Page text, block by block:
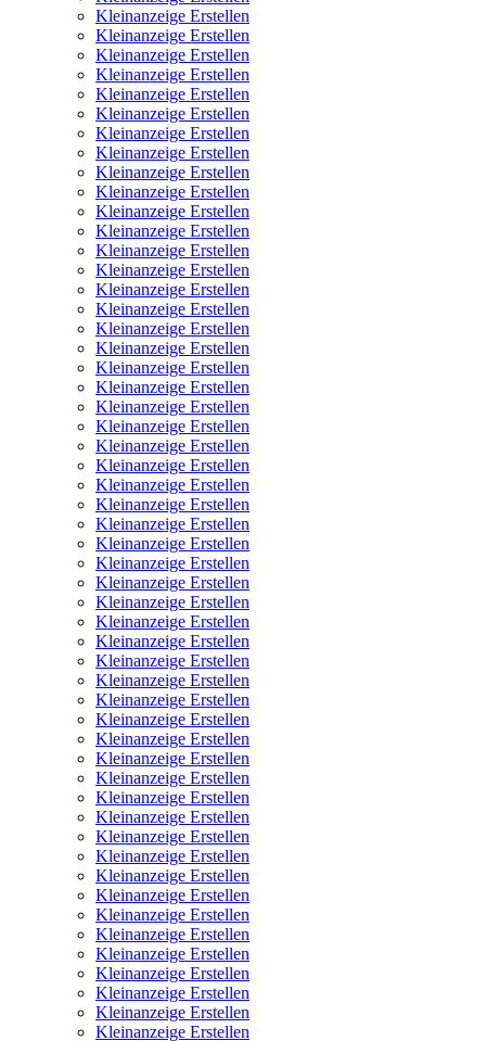
Kleinanzeige Erstellen
Kleinanzeige Erstellen
Kleinanzeige Erstellen
Kleinanzeige Erstellen
Kleinanzeige Erstellen
Kleinanzeige Erstellen
Kleinanzeige Erstellen
Kleinanzeige Erstellen
Kleinanzeige Erstellen
Kleinanzeige Erstellen
Kleinanzeige Erstellen
Kleinanzeige Erstellen
Kleinanzeige Erstellen
Kleinanzeige Erstellen
Kleinanzeige Erstellen
Kleinanzeige Erstellen
Kleinanzeige Erstellen
Kleinanzeige Erstellen
Kleinanzeige Erstellen
Kleinanzeige Erstellen
Kleinanzeige Erstellen
Kleinanzeige Erstellen
Kleinanzeige Erstellen
Kleinanzeige Erstellen
Kleinanzeige Erstellen
Kleinanzeige Erstellen
Kleinanzeige Erstellen
Kleinanzeige Erstellen
Kleinanzeige Erstellen
Kleinanzeige Erstellen
Kleinanzeige Erstellen
Kleinanzeige Erstellen
Kleinanzeige Erstellen
Kleinanzeige Erstellen
Kleinanzeige Erstellen
Kleinanzeige Erstellen
Kleinanzeige Erstellen
Kleinanzeige Erstellen
Kleinanzeige Erstellen
Kleinanzeige Erstellen
Kleinanzeige Erstellen
Kleinanzeige Erstellen
Kleinanzeige Erstellen
Kleinanzeige Erstellen
Kleinanzeige Erstellen
Kleinanzeige Erstellen
Kleinanzeige Erstellen
Kleinanzeige Erstellen
Kleinanzeige Erstellen
Kleinanzeige Erstellen
Kleinanzeige Erstellen
Kleinanzeige Erstellen
Kleinanzeige Erstellen